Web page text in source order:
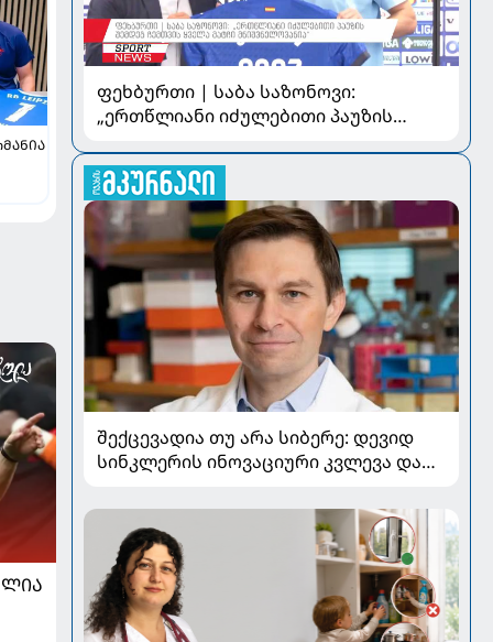
ფეხბურთი | საბა საზონოვი:
„ერთწლიანი იძულებითი პაუზის
მნიშვნელოვანია“
შექცევადია თუ არა სიბერე: დევიდ
სინკლერის ინოვაციური კვლევა და